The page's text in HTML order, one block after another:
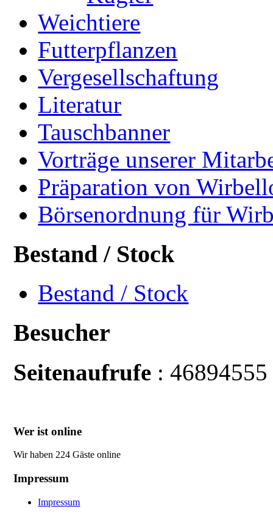
Weichtiere
Futterpflanzen
Vergesellschaftung
Literatur
Tauschbanner
Vorträge unserer
Präparation von
Börsenordnung für
Bestand / Stock
Bestand / Stock
Besucher
Seitenaufrufe : 46894555
Wer ist online
Wir haben 224 Gäste online
Impressum
Impressum